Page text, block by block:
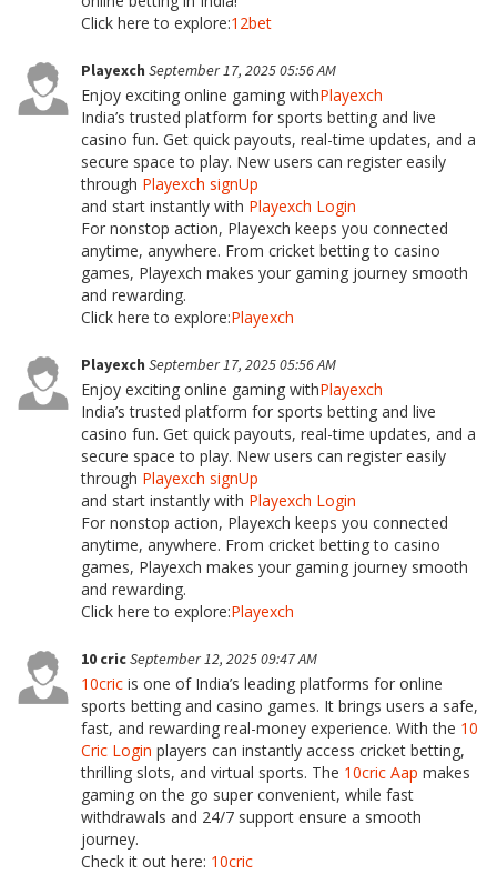
Click here to explore:12bet
Playexch September 17, 2025 05:56 AM
Enjoy exciting online gaming withPlayexch
India’s trusted platform for sports betting and live
casino fun. Get quick payouts, real-time updates, and a
secure space to play. New users can register easily
through Playexch signUp
and start instantly with Playexch Login
For nonstop action, Playexch keeps you connected
anytime, anywhere. From cricket betting to casino
games, Playexch makes your gaming journey smooth
and rewarding.
Click here to explore:Playexch
Playexch September 17, 2025 05:56 AM
Enjoy exciting online gaming withPlayexch
India’s trusted platform for sports betting and live
casino fun. Get quick payouts, real-time updates, and a
secure space to play. New users can register easily
through Playexch signUp
and start instantly with Playexch Login
For nonstop action, Playexch keeps you connected
anytime, anywhere. From cricket betting to casino
games, Playexch makes your gaming journey smooth
and rewarding.
Click here to explore:Playexch
10 cricSeptember 12, 2025 09:47 AM
10cric is one of India’s leading platforms for online
sports betting and casino games. It brings users a safe,
fast, and rewarding real-money experience. With the 10
Cric Login players can instantly access cricket betting,
thrilling slots, and virtual sports. The 10cric Aap makes
gaming on the go super convenient, while fast
withdrawals and 24/7 support ensure a smooth
journey.
Check it out here: 10cric